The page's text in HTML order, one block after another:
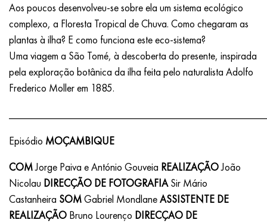
Aos poucos desenvolveu-se sobre ela um sistema ecológico
complexo, a Floresta Tropical de Chuva. Como chegaram as
plantas à ilha? E como funciona este eco-sistema?
Uma viagem a São Tomé, à descoberta do presente, inspirada
pela exploração botânica da ilha feita pelo naturalista Adolfo
Frederico Moller em 1885.
Episódio MOÇAMBIQUE
COMJorge Paiva e António Gouveia REALIZAÇÃOJoão
Nicolau DIRECÇÃO DE FOTOGRAFIASir Mário
Castanheira SOMGabriel MondlaneASSISTENTE DE
REALIZAÇÃO Bruno Lourenço DIRECÇAO DE